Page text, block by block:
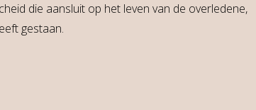
die aansluit op het leven van de overledene,
gestaan.